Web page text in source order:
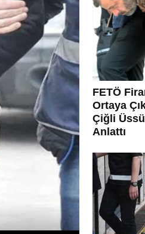
FETÖ
Ortaya
Çiğli
Anlattı